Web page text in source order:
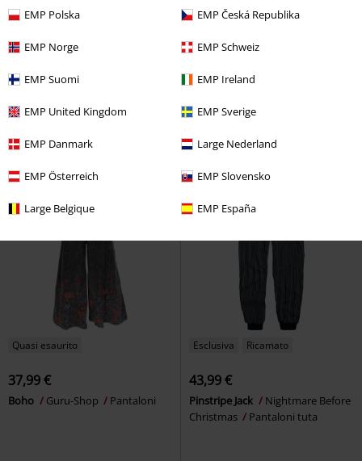
EMP Polska EMP Česká Republika
EMP Norge EMP Schweiz
EMP Suomi EMP Ireland
EMP United Kingdom EMP Sverige
EMP Danmark Large Nederland
EMP Österreich EMP Slovensko
Large Belgique EMP España
Anche in Taglie Forti
Da 37,99 €
Pantaloni modello cargo
Da37,99 €
Leggings
Quasi esaurito
37,99 €
Boho Guru-Shop Pantaloni
Esclusiva Ricamato
43,99 €
Pinstripe Jack
Nightmare Before
Christmas
Pantaloni tuta